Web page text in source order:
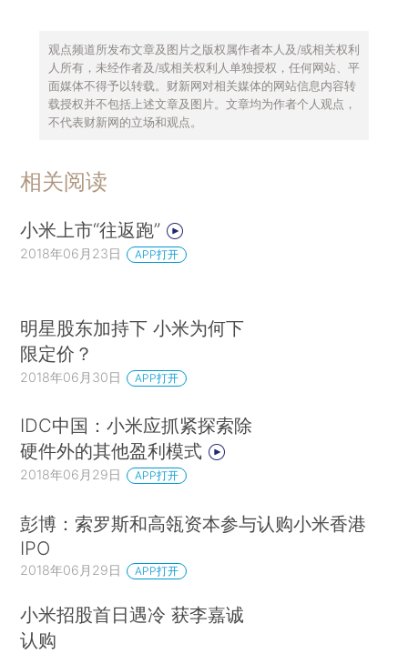
观点频道所发布文章及图片之版权属作者本人及/或相关权利
人所有，未经作者及/或相关权利人单独授权，任何网站、平
面媒体不得予以转载。财新网对相关媒体的网站信息内容转
载授权并不包括上述文章及图片。文章均为作者个人观点，
不代表财新网的立场和观点。
相关阅读
小米上市“往返跑”
2018年06月23日 APP打开
明星股东加持下 小米为何下
限定价？
2018年06月30日 APP打开
IDC中国：小米应抓紧探索除
硬件外的其他盈利模式
2018年06月29日 APP打开
彭博：索罗斯和高瓴资本参与认购小米香港
IPO
2018年06月29日 APP打开
小米招股首日遇冷 获李嘉诚
认购